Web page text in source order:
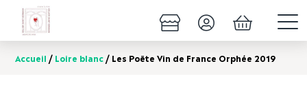
Accueil / Loire blanc / Les Poëte Vin de France Orphée 2019